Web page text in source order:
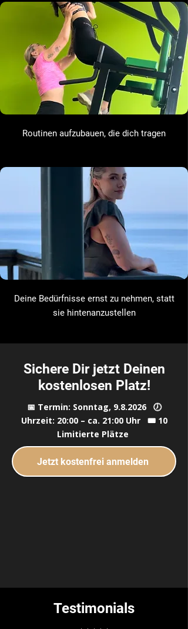
Routinen aufzubauen, die dich tragen
Deine Bedürfnisse ernst zu nehmen, statt
sie hintenanzustellen
Sichere Dir jetzt Deinen
kostenlosen Platz!
📅 Termin: Sonntag, 9.8.2026 🕖
Uhrzeit: 20:00 – ca. 21:00 Uhr 🎟️ 10
Limitierte Plätze
Jetzt kostenfrei anmelden
Testimonials